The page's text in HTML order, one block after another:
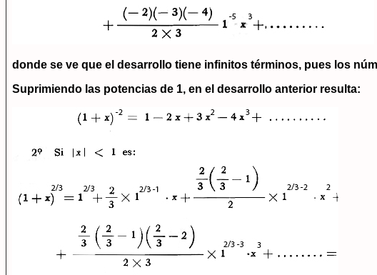
donde se ve que el desarrollo tiene infinitos términos, pues los
Suprimiendo las potencias de 1, en el desarrollo anterior resulta: